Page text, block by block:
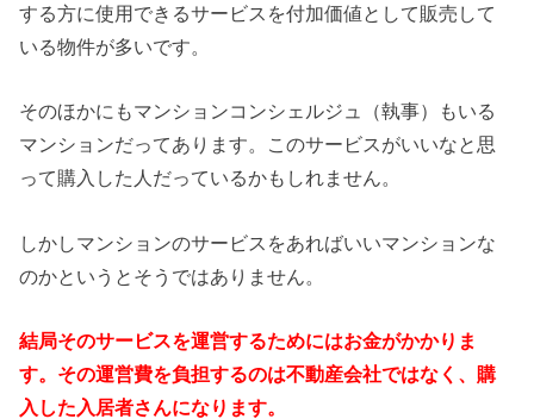
する方に使用できるサービスを付加価値として販売して
いる物件が多いです。
そのほかにもマンションコンシェルジュ（執事）もいる
マンションだってあります。このサービスがいいなと思
って購入した人だっているかもしれません。
しかしマンションのサービスをあればいいマンションな
のかというとそうではありません。
結局そのサービスを運営するためにはお金がかかりま
す。その運営費を負担するのは不動産会社ではなく、購
入した入居者さんになります。